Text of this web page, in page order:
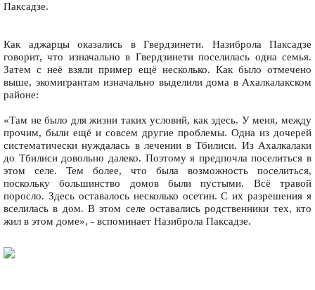
Паксадзе.
Как аджарцы оказались в Гвердзинети. Назиброла Паксадзе
говорит, что изначально в Гвердзинети поселилась одна семья.
Затем с неё взяли пример ещё несколько. Как было отмечено
выше, экомигрантам изначально выделили дома в Ахалкалакском
районе:
«Там не было для жизни таких условий, как здесь. У меня, между
прочим, были ещё и совсем другие проблемы. Одна из дочерей
систематически нуждалась в лечении в Тбилиси. Из Ахалкалаки
до Тбилиси довольно далеко. Поэтому я предпочла поселиться в
этом селе. Тем более, что была возможность поселиться,
поскольку большинство домов были пустыми. Всё травой
поросло. Здесь оставалось несколько осетин. С их разрешения я
вселилась в дом. В этом селе оставались родственники тех, кто
жил в этом доме», - вспоминает Назиброла Паксадзе.